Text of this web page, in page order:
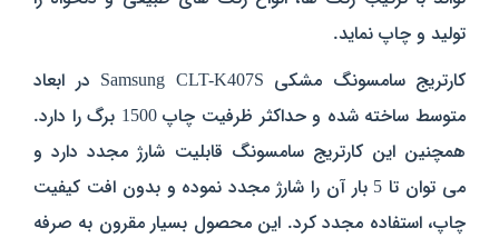
تولید و چاپ نماید.
کارتریج سامسونگ مشکی Samsung CLT-K407S در ابعاد
متوسط ساخته شده و حداکثر ظرفیت چاپ 1500 برگ را دارد.
همچنین این کارتریج سامسونگ قابلیت شارژ مجدد دارد و
می توان تا 5 بار آن را شارژ مجدد نموده و بدون افت کیفیت
چاپ، استفاده مجدد کرد. این محصول بسیار مقرون به صرفه